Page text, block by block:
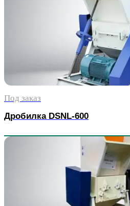
Под заказ
Дробилка DSNL-600